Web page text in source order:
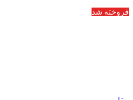
فروخته شد